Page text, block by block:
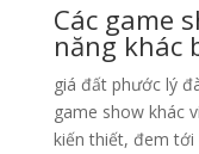
Các game
năng khác
giá đất phước lý
game show khác
kiến thiết, đem tới